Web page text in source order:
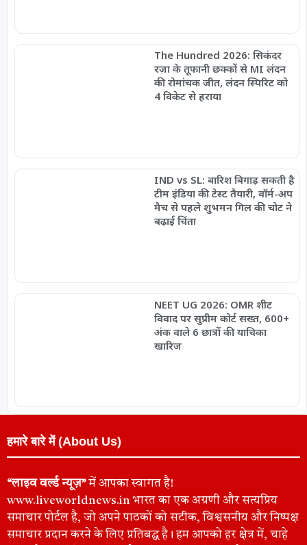
The Hundred 2026: सिकंदर
रज़ा के तूफानी छक्कों से MI लंदन
की रोमांचक जीत, लंदन स्पिरिट को
4 विकेट से हराया
IND vs SL: बारिश बिगाड़ सकती है
टीम इंडिया की टेस्ट तैयारी, वॉर्म-अप
मैच से पहले शुभमन गिल की चोट ने
बढ़ाई चिंता
NEET UG 2026: OMR शीट
विवाद पर सुप्रीम कोर्ट सख्त, 600+
अंक वाले 6 छात्रों की याचिका
खारिज
हमारे बारे में (About Us)
“लाइव वर्ल्ड न्यूज़”में आपका स्वागत है!
www.liveworldnews.in भारत का एक अग्रणी और सत्यप्रिय
समाचार पोर्टल है, जो अपने पाठकों को सटीक, विश्वसनीय और निष्पक्ष
समाचार प्रदान करने के लिए प्रतिबद्ध है। हम आपको हर क्षेत्र में, चाहे